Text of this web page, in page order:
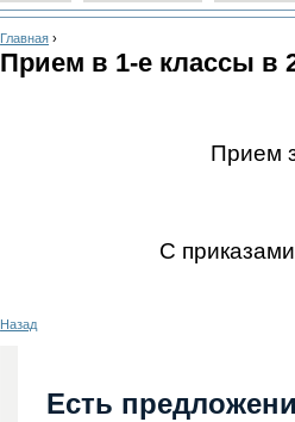
Главная ›
Прием в 1-е классы в
Прием
С
Назад
Есть